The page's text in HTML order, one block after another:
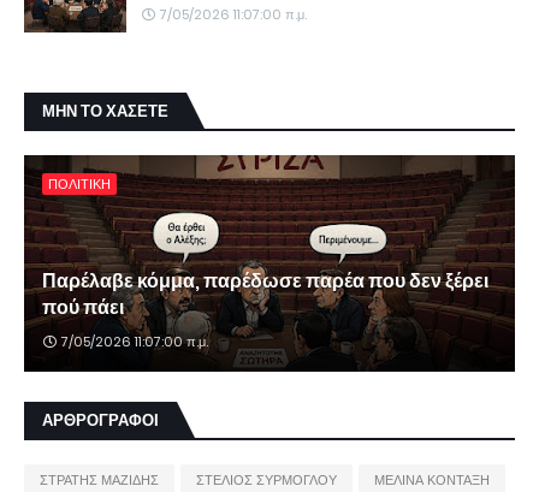
7/05/2026 11:07:00 π.μ.
ΜΗΝ ΤΟ ΧΑΣΕΤΕ
ΠΟΛΙΤΙΚΗ
Παρέλαβε κόμμα, παρέδωσε παρέα που δεν ξέρει
πού πάει
7/05/2026 11:07:00 π.μ.
ΑΡΘΡΟΓΡΑΦΟΙ
ΣΤΡΑΤΗΣ ΜΑΖΙΔΗΣ ΣΤΕΛΙΟΣ ΣΥΡΜΟΓΛΟΥ
ΜΕΛΙΝΑ ΚΟΝΤΑΞΗ